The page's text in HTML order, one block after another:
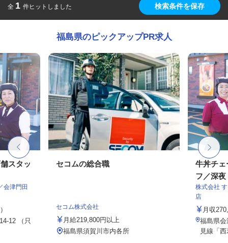
全 1 件ヒットしました 検索条件を保存
福島県のピックアップPR求人
スタッ
会津門田
12 （只
セコムの総合職
セコム株式会社
月給219,800円以上
福島県須賀川市内各所
牛丼チェ
フ／深夜
株式会社
店
月収
福島県会
見線「